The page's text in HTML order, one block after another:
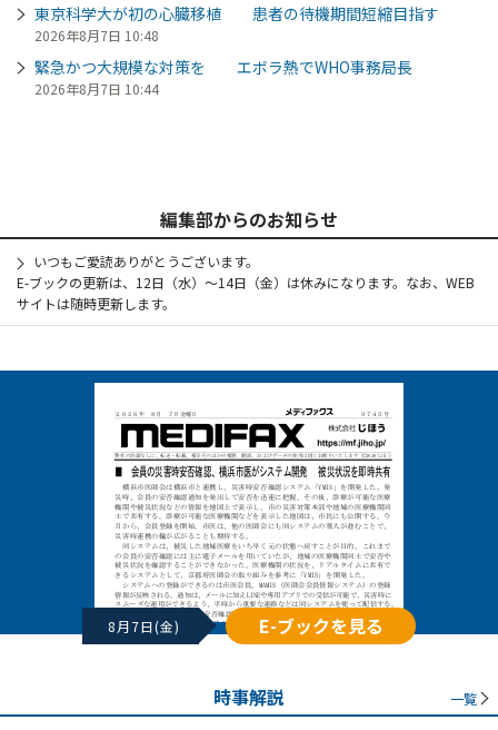
東京科学大が初の心臓移植 患者の待機期間短縮目指す
2026年8月7日 10:48
緊急かつ大規模な対策を エボラ熱でWHO事務局長
2026年8月7日 10:44
編集部からのお知らせ
いつもご愛読ありがとうございます。
E-ブックの更新は、12日（水）～14日（金）は休みになります。なお、WEB
サイトは随時更新します。
8月7日(金) E-ブックを見る
時事解説 一覧